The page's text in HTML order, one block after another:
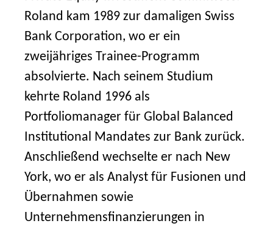
Roland kam 1989 zur damaligen Swiss
Bank Corporation, wo er ein
zweijähriges Trainee-Programm
absolvierte. Nach seinem Studium
kehrte Roland 1996 als
Portfoliomanager für Global Balanced
Institutional Mandates zur Bank zurück.
Anschließend wechselte er nach New
York, wo er als Analyst für Fusionen und
Übernahmen sowie
Unternehmensfinanzierungen in